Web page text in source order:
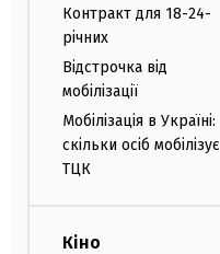
Контракт для 18-24-
річних
Відстрочка від
мобілізації
Мобілізація в Україні:
скільки осіб мобілізує
ТЦК
Кіно